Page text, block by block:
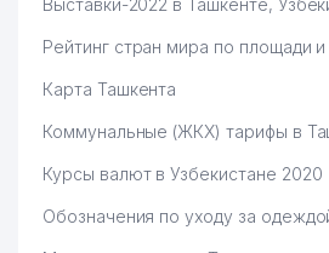
ОКРУЖАЮЩЕЙ СРЕДЫ
INTERNATIONAL LOGISTIC
SERVICE ООО
50 ANTI-KORROZIYA
51 SERGO-DENTAL PLUS ЧП
52 MAGIC CINEMA STUDIO
Выставки-2022 в Ташкенте,
Рейтинг стран мира по площади
Карта Ташкента
Коммунальные (ЖКХ) тарифы в
Курсы валют в Узбекистане 2020
Обозначения по уходу за